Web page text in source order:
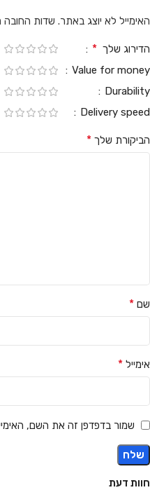
חוות דעת
האימייל לא יוצג באתר. שדות החובה
הדירוג שלך *
Value for money
Durability
Delivery speed
הביקורת שלך *
שם *
אימייל *
שמור בדפדפן זה את השם,